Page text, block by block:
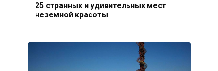
25 странных и удивительных мест
неземной красоты